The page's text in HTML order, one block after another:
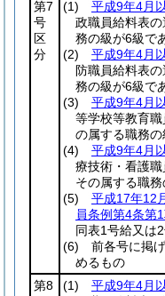
第7
号
区
分
(1) 平成9年4月
政職員給料表
務の級が6級で
(2)
平成9年4月
防職員給料表
務の級が6級で
(3)
平成9年4月
等学校等教育
の属する職務
(4)
平成9年4月
療技術・看護
その属する職
(5)
平成17年12
員条例第4条第
同表1号給又は
(6) 前各号に掲
めるもの
第8
(1) 平成9年4月